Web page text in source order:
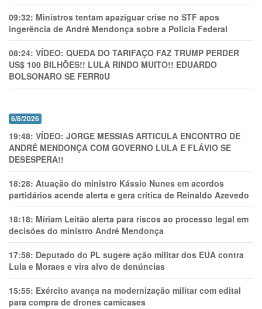
09:32: Ministros tentam apaziguar crise no STF apos
ingerência de André Mendonça sobre a Polícia Federal
08:24: VÍDEO: QUEDA DO TARIFAÇO FAZ TRUMP PERDER
US$ 100 BILHÕES!! LULA RINDO MUITO!! EDUARDO
BOLSONARO SE FERR0U
6/8/2026
19:48: VÍDEO: JORGE MESSIAS ARTICULA ENCONTRO DE
ANDRÉ MENDONÇA COM GOVERNO LULA E FLÁVIO SE
DESESPERA!!
18:28: Atuação do ministro Kássio Nunes em acordos
partidários acende alerta e gera crítica de Reinaldo Azevedo
18:18: Míriam Leitão alerta para riscos ao processo legal em
decisões do ministro André Mendonça
17:58: Deputado do PL sugere ação militar dos EUA contra
Lula e Moraes e vira alvo de denúncias
15:55: Exército avança na modernização militar com edital
para compra de drones camicases